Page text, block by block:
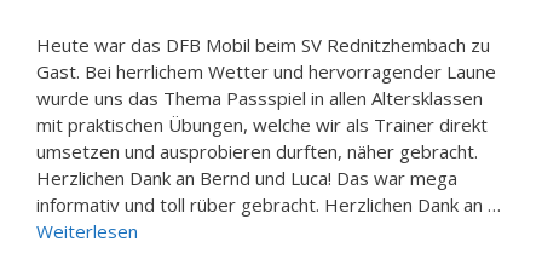
Heute war das DFB Mobil beim SV Rednitzhembach zu
Gast. Bei herrlichem Wetter und hervorragender Laune
wurde uns das Thema Passspiel in allen Altersklassen
mit praktischen Übungen, welche wir als Trainer direkt
umsetzen und ausprobieren durften, näher gebracht.
Herzlichen Dank an Bernd und Luca! Das war mega
informativ und toll rüber gebracht. Herzlichen Dank an …
Weiterlesen